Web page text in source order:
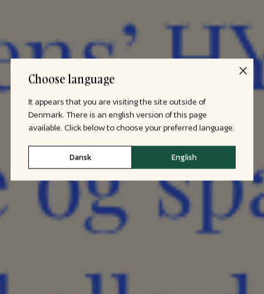
Choose language
It appears that you are visiting the site outside of
Denmark. There is an english version of this page
available. Click below to choose your preferred language.
Dansk English